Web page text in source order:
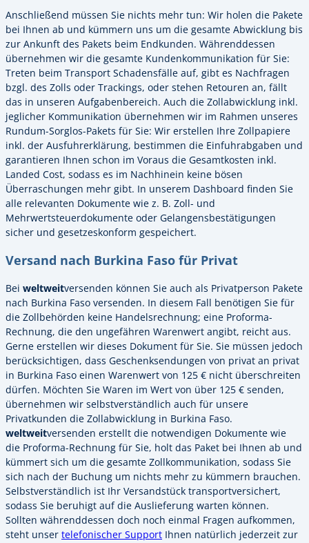
Anschließend müssen Sie nichts mehr tun: Wir holen die Pakete
bei Ihnen ab und kümmern uns um die gesamte Abwicklung bis
zur Ankunft des Pakets beim Endkunden. Währenddessen
übernehmen wir die gesamte Kundenkommunikation für Sie:
Treten beim Transport Schadensfälle auf, gibt es Nachfragen
bzgl. des Zolls oder Trackings, oder stehen Retouren an, fällt
das in unseren Aufgabenbereich. Auch die Zollabwicklung inkl.
jeglicher Kommunikation übernehmen wir im Rahmen unseres
Rundum-Sorglos-Pakets für Sie: Wir erstellen Ihre Zollpapiere
inkl. der Ausfuhrerklärung, bestimmen die Einfuhrabgaben und
garantieren Ihnen schon im Voraus die Gesamtkosten inkl.
Landed Cost, sodass es im Nachhinein keine bösen
Überraschungen mehr gibt. In unserem Dashboard finden Sie
alle relevanten Dokumente wie z. B. Zoll- und
Mehrwertsteuerdokumente oder Gelangensbestätigungen
sicher und gesetzeskonform gespeichert.
Versand nach Burkina Faso für Privat
Bei weltweitversenden können Sie auch als Privatperson Pakete
nach Burkina Faso versenden. In diesem Fall benötigen Sie für
die Zollbehörden keine Handelsrechnung; eine Proforma-
Rechnung, die den ungefähren Warenwert angibt, reicht aus.
Gerne erstellen wir dieses Dokument für Sie. Sie müssen jedoch
berücksichtigen, dass Geschenksendungen von privat an privat
in Burkina Faso einen Warenwert von 125 € nicht überschreiten
dürfen. Möchten Sie Waren im Wert von über 125 € senden,
übernehmen wir selbstverständlich auch für unsere
Privatkunden die Zollabwicklung in Burkina Faso.
weltweitversenden erstellt die notwendigen Dokumente wie
die Proforma-Rechnung für Sie, holt das Paket bei Ihnen ab und
kümmert sich um die gesamte Zollkommunikation, sodass Sie
sich nach der Buchung um nichts mehr zu kümmern brauchen.
Selbstverständlich ist Ihr Versandstück transportversichert,
sodass Sie beruhigt auf die Auslieferung warten können.
Sollten währenddessen doch noch einmal Fragen aufkommen,
steht unser telefonischer Support Ihnen natürlich jederzeit zur